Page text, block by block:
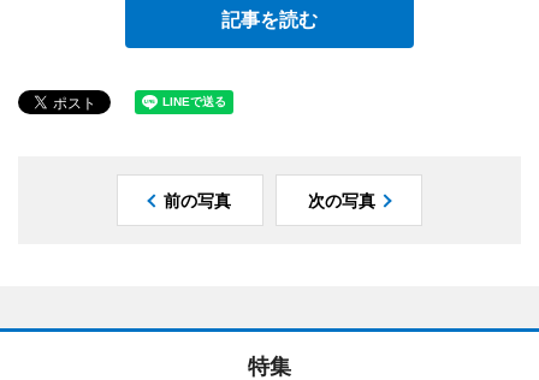
記事を読む
前の写真 次の写真
特集